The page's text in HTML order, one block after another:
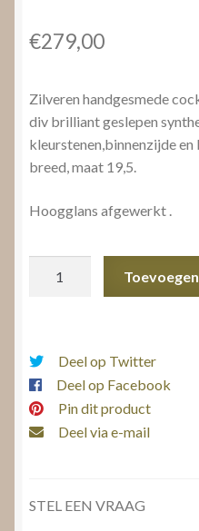
€279,00
Zilveren handgesmede
div brilliant geslepen
kleurstenen,binnenzijde
breed, maat 19,5.
Hoogglans afgewerkt .
Deel op Twitter
Deel op Facebook
Pin dit product
Deel via e-mail
STEL EEN VRAAG